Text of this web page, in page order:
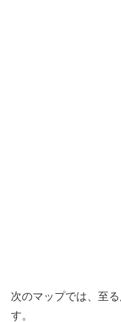
次のマップでは、至
す。